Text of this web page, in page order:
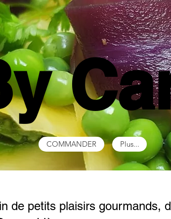
COMMANDER Plus...
de petits plaisirs gourmands,